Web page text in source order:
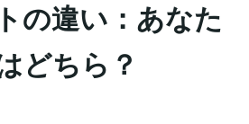
の違い：あなた
どちら？